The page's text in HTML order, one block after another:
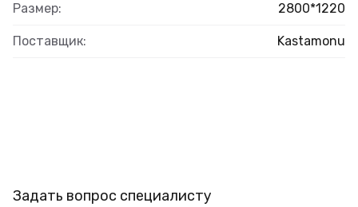
Размер: 2800*1220
Поставщик: Kastamonu
Задать вопрос специалисту